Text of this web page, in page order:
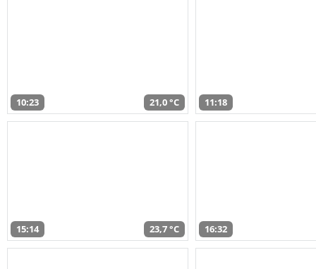
10:23 21,0 °C 11:18
15:14 23,7 °C 16:32